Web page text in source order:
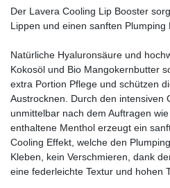
Der Lavera Cooling Lip Booster
Lippen und einen sanften Plumping
Natürliche Hyaluronsäure und
Kokosöl und Bio Mangokernbutter
extra Portion Pflege und schützen
Austrocknen. Durch den intensiven
unmittelbar nach dem Auftragen
enthaltene Menthol erzeugt ein
Cooling Effekt, welche den
Kleben, kein Verschmieren, dank
eine federleichte Textur und hohen